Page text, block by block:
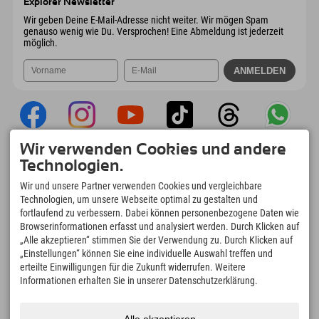
Explorer Newsletter
Wir geben Deine E-Mail-Adresse nicht weiter. Wir mögen Spam
genauso wenig wie Du. Versprochen! Eine Abmeldung ist jederzeit
möglich.
Explorer App
Upload Deiner #ExplorerMoments, Mein
Explorer To Go mit Buchungsübersicht,
Bucketlist, Restaurantübersicht uvm. Jetzt
downloaden!
Zeit für Explorer Moments
166 4.634km
Pisten zum Skifahren und
Wir verwenden Cookies und andere
Technologien.
Wir und unsere Partner verwenden Cookies und vergleichbare
Technologien, um unsere Webseite optimal zu gestalten und
fortlaufend zu verbessern. Dabei können personenbezogene Daten wie
Browserinformationen erfasst und analysiert werden. Durch Klicken auf
„Alle akzeptieren“ stimmen Sie der Verwendung zu. Durch Klicken auf
„Einstellungen“ können Sie eine individuelle Auswahl treffen und
erteilte Einwilligungen für die Zukunft widerrufen. Weitere
Informationen erhalten Sie in unserer Datenschutzerklärung.